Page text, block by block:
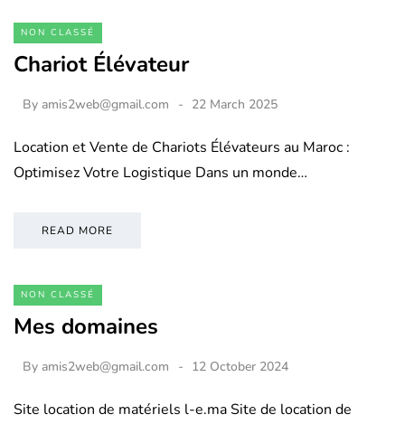
NON CLASSÉ
Chariot Élévateur
By amis2web@gmail.com 22 March 2025
Location et Vente de Chariots Élévateurs au Maroc :
Optimisez Votre Logistique Dans un monde…
READ MORE
NON CLASSÉ
Mes domaines
By amis2web@gmail.com 12 October 2024
Site location de matériels l-e.ma Site de location de